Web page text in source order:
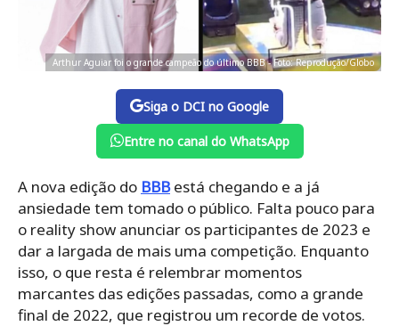
Arthur Aguiar foi o grande campeão do último BBB - Foto: Reprodução/Globo
Siga o DCI no Google
Entre no canal do WhatsApp
A nova edição do BBBestá chegando e a já
ansiedade tem tomado o público. Falta pouco para
o reality show anunciar os participantes de 2023 e
dar a largada de mais uma competição. Enquanto
isso, o que resta é relembrar momentos
marcantes das edições passadas, como a grande
final de 2022, que registrou um recorde de votos.